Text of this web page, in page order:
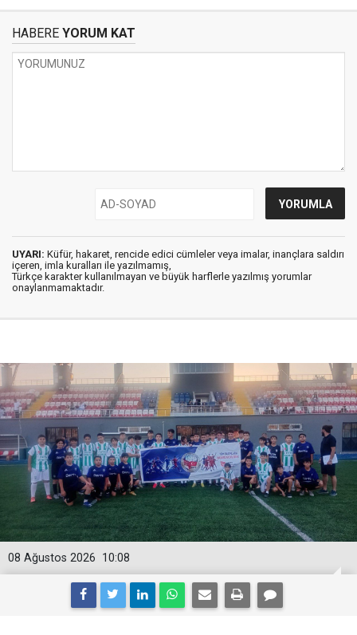
HABERE YORUM KAT
UYARI: Küfür, hakaret, rencide edici cümleler veya imalar, inançlara saldırı
içeren, imla kuralları ile yazılmamış,
Türkçe karakter kullanılmayan ve büyük harflerle yazılmış yorumlar
onaylanmamaktadır.
10:08
08 Ağustos 2026